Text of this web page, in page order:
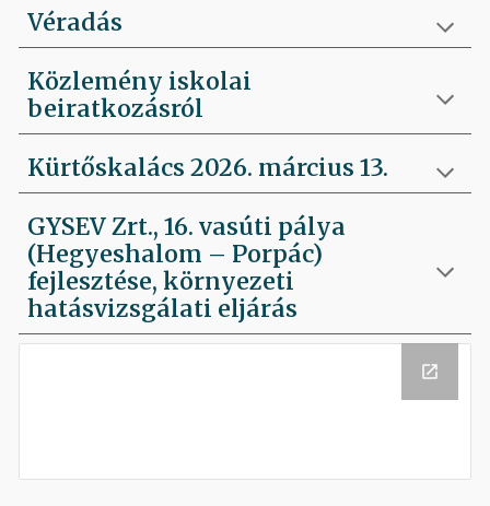
Véradás
Közlemény iskolai
beiratkozásról
Kürtőskalács 2026. március 13.
GYSEV Zrt., 16. vasúti pálya
(Hegyeshalom – Porpác)
fejlesztése, környezeti
hatásvizsgálati eljárás